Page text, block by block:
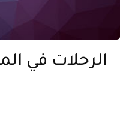
الرحلات في